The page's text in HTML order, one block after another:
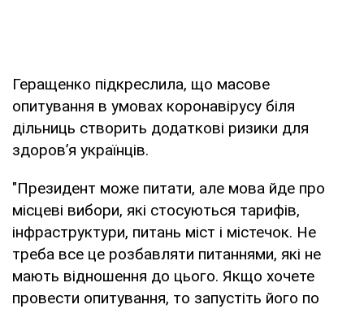
Геращенко підкреслила, що масове
опитування в умовах коронавірусу біля
дільниць створить додаткові ризики для
здоров’я українців.
"Президент може питати, але мова йде про
місцеві вибори, які стосуються тарифів,
інфраструктури, питань міст і містечок. Не
треба все це розбавляти питаннями, які не
мають відношення до цього. Якщо хочете
провести опитування, то запустіть його по